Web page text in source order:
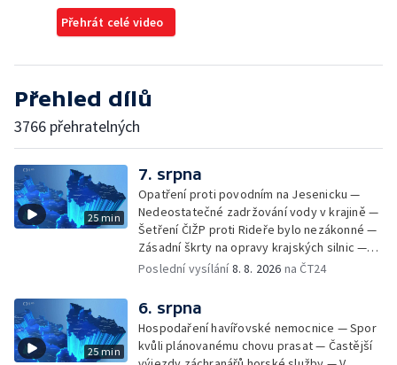
Přehrát celé video
Přehled dílů
3766 přehratelných
25 min
7. srpna
Opatření proti povodním na Jesenicku —
Nedeostatečné zadržování vody v krajině —
Šetření ČIŽP proti Rideře bylo nezákonné —
Zásadní škrty na opravy krajských silnic —
Zásadní škrty na opravy krajských silnic —
covidem — Úhyny ryb kvůli vysokým
teplotám — Problémy se zásobování vodou
v MS kraji nehrozí — testováním na
západonilskou horečku — Den židovských
Poslední vysílání8. 8. 2026 na ČT24
25 min
6. srpna
Hospodaření havířovské nemocnice — Spor
kvůli plánovanému chovu prasat — Častější